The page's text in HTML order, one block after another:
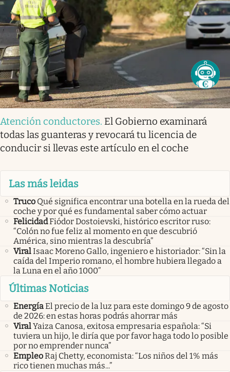
Atención conductores. El Gobierno examinará
todas las guanteras y revocará tu licencia de
conducir si llevas este artículo en el coche
Las más leidas
Truco Qué significa encontrar una botella en la rueda del
coche y por qué es fundamental saber cómo actuar
FelicidadFiódor Dostoievski, histórico escritor ruso:
“Colón no fue feliz al momento en que descubrió
América, sino mientras la descubría”
ViralIsaac Moreno Gallo, ingeniero e historiador: “Sin la
caída del Imperio romano, el hombre hubiera llegado a
la Luna en el año 1000”
Últimas Noticias
EnergíaEl precio de la luz para este domingo 9 de agosto
de 2026: en estas horas podrás ahorrar más
ViralYaiza Canosa, exitosa empresaria española: “Si
tuviera un hijo, le diría que por favor haga todo lo posible
por no emprender nunca”
EmpleoRaj Chetty, economista: “Los niños del 1% más
rico tienen muchas más...”